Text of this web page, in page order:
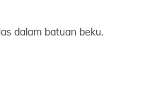
dalam batuan beku.